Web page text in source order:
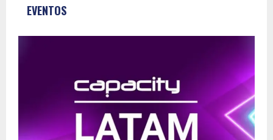
EVENTOS